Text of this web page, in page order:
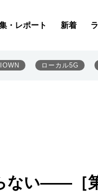
・レポート 新着
IOWN ローカル5G
ない――［